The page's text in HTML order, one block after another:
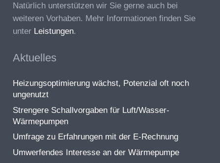
Natürlich unterstützen wir Sie gerne auch bei
weiteren Vorhaben. Mehr Informationen finden Sie
unter Leistungen.
Aktuelles
Heizungsoptimierung wächst, Potenzial oft noch
ungenutzt
Strengere Schallvorgaben für Luft/Wasser-
Wärmepumpen
Umfrage zu Erfahrungen mit der E-Rechnung
Umwerfendes Interesse an der Wärmepumpe